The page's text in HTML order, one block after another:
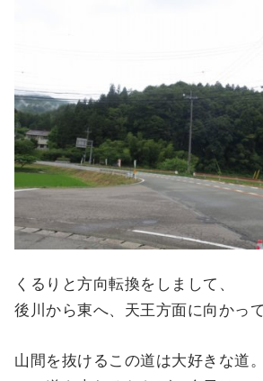
くるりと方向転換をしまして、
後川から東へ、天王方面に向かっ
山間を抜けるこの道は大好きな道。